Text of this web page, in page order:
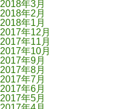
2018年3月
2018年2月
2018年1月
2017年12月
2017年11月
2017年10月
2017年9月
2017年8月
2017年7月
2017年6月
2017年5月